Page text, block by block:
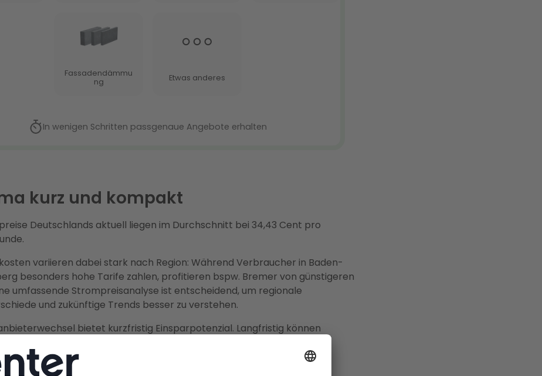
kurz und kompakt
Deutschlands aktuell liegen im Durchschnitt bei 34,43 Cent pro
variieren dabei stark nach Region: Während Verbraucher in Baden-
besonders hohe Tarife zahlen, profitieren bspw. Bremer von günstigeren
umfassende Strompreisanalyse ist entscheidend, um regionale
und zukünftige Trends besser zu verstehen.
bietet kurzfristig Einsparpotenzial. Langfristig können
energetische Sanierung und moderne Heizungssysteme ihre
deutlich reduzieren.